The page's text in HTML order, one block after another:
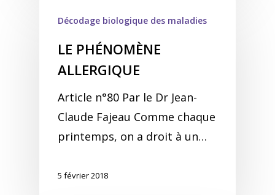
Décodage biologique des maladies
LE PHÉNOMÈNE
ALLERGIQUE
Article n°80 Par le Dr Jean-
Claude Fajeau Comme chaque
printemps, on a droit à un…
5 février 2018